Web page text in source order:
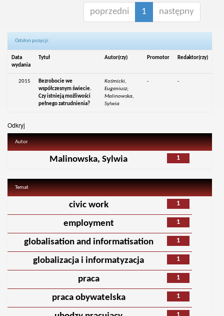
poprzedni 1 następny
Odsłon pozycji:
Data
wydania
Tytuł Autor(rzy) Promotor Redaktor(rzy)
2015
Bezrobocie we
współczesnym świecie.
Czy istnieją możliwości
pełnego zatrudnienia?
Kośmicki,
Eugeniusz;
Malinowska,
Sylwia
- -
Odkryj
Autor
1
Malinowska, Sylwia
Temat
1
civic work
1
employment
1
globalisation and informatisation
1
globalizacja i informatyzacja
1
praca
1
praca obywatelska